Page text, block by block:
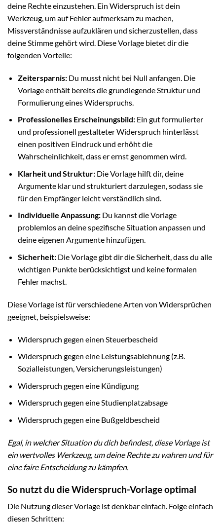
deine Rechte einzustehen. Ein Widerspruch ist dein
Werkzeug, um auf Fehler aufmerksam zu machen,
Missverständnisse aufzuklären und sicherzustellen, dass
deine Stimme gehört wird. Diese Vorlage bietet dir die
folgenden Vorteile:
Zeitersparnis:Du musst nicht bei Null anfangen. Die
Vorlage enthält bereits die grundlegende Struktur und
Formulierung eines Widerspruchs.
Professionelles Erscheinungsbild:Ein gut formulierter
und professionell gestalteter Widerspruch hinterlässt
einen positiven Eindruck und erhöht die
Wahrscheinlichkeit, dass er ernst genommen wird.
Klarheit und Struktur:Die Vorlage hilft dir, deine
Argumente klar und strukturiert darzulegen, sodass sie
für den Empfänger leicht verständlich sind.
Individuelle Anpassung:Du kannst die Vorlage
problemlos an deine spezifische Situation anpassen und
deine eigenen Argumente hinzufügen.
Sicherheit:Die Vorlage gibt dir die Sicherheit, dass du alle
wichtigen Punkte berücksichtigst und keine formalen
Fehler machst.
Diese Vorlage ist für verschiedene Arten von Widersprüchen
geeignet, beispielsweise:
Widerspruch gegen einen Steuerbescheid
Widerspruch gegen eine Leistungsablehnung (z.B.
Sozialleistungen, Versicherungsleistungen)
Widerspruch gegen eine Kündigung
Widerspruch gegen eine Studienplatzabsage
Widerspruch gegen eine Bußgeldbescheid
Egal, in welcher Situation du dich befindest, diese Vorlage ist
ein wertvolles Werkzeug, um deine Rechte zu wahren und für
eine faire Entscheidung zu kämpfen.
So nutzt du die Widerspruch-Vorlage optimal
Die Nutzung dieser Vorlage ist denkbar einfach. Folge einfach
diesen Schritten: